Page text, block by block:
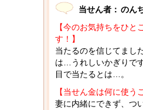
当せん者： のん
【今のお気持ちをひと
す！】
当たるのを信じてまし
は…うれしいかぎりで
目で当たるとは…。
【当せん金は何に使う
妻に内緒にできず、つ